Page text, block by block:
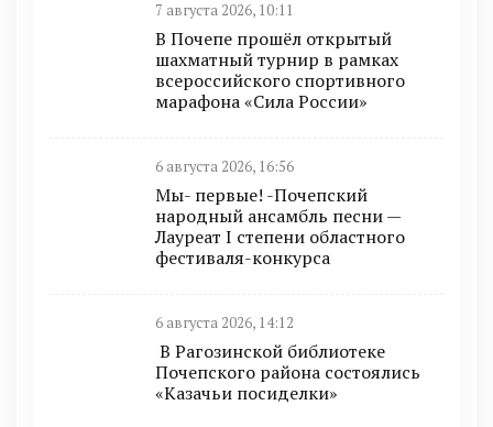
7 августа 2026, 10:11
В Почепе прошёл открытый
шахматный турнир в рамках
всероссийского спортивного
марафона «Сила России»
6 августа 2026, 16:56
Мы- первые! -Почепский
народный ансамбль песни —
Лауреат I степени областного
фестиваля-конкурса
6 августа 2026, 14:12
В Рагозинской библиотеке
Почепского района состоялись
«Казачьи посиделки»